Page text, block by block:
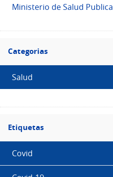
Ministerio de Salud Publica
Filtro
Categorias
Categorias
Salud
Filtro
Etiquetas
Etiquetas
Covid